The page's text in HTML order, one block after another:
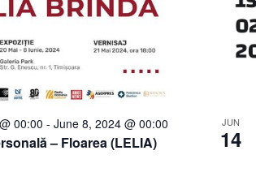
– Floarea (LELIA)
00:00 - June 8, 2024 @ 00:00 JUN
14